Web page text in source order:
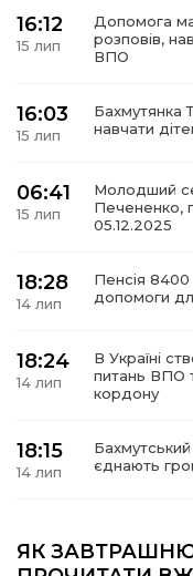
політика
місія
16:12
15 лип
Допомога
розповів,
ВПО
16:03
15 лип
Бахмутянка
навчати
06:41
15 лип
Молодший
Печененко,
05.12.2025
18:28
14 лип
Пенсія 8400
допомоги
18:24
14 лип
В Україні
питань ВПО
кордону
18:15
14 лип
єднають
10 лип
ЯК ЗАВТРАШНЮ